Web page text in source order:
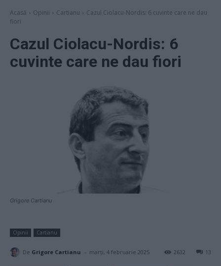
Acasă Opinii Cartianu
Cazul Ciolacu-Nordis: 6 cuvinte care ne dau
fiori
Cazul Ciolacu-Nordis: 6
cuvinte care ne dau fiori
Grigore Cartianu
Opinii Cartianu
De Grigore Cartianu - marți, 4 februarie 2025 13
2632